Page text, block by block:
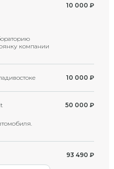
10 000 ₽
компании
10 000 ₽
50 000 ₽
93 490 ₽